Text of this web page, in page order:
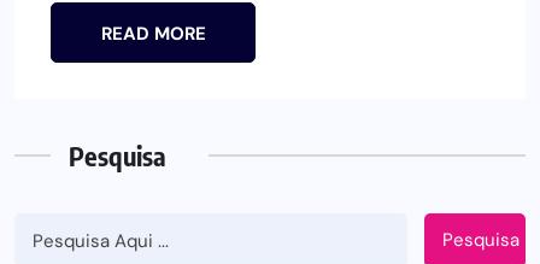
READ MORE
Pesquisa
Pesquisa